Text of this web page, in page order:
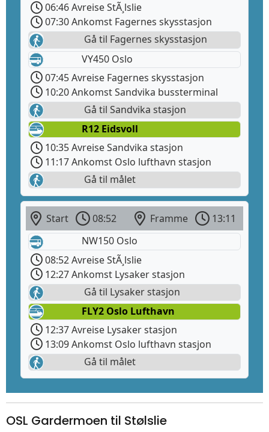
06:46 Avreise StÃ¸lslie
07:30 Ankomst Fagernes skysstasjon
Gå til Fagernes skysstasjon
VY450 Oslo
07:45 Avreise Fagernes skysstasjon
10:20 Ankomst Sandvika bussterminal
Gå til Sandvika stasjon
R12 Eidsvoll
10:35 Avreise Sandvika stasjon
11:17 Ankomst Oslo lufthavn stasjon
Gå til målet
Start 08:52 Framme
13:11
NW150 Oslo
08:52 Avreise StÃ¸lslie
12:27 Ankomst Lysaker stasjon
Gå til Lysaker stasjon
FLY2 Oslo Lufthavn
12:37 Avreise Lysaker stasjon
13:09 Ankomst Oslo lufthavn stasjon
Gå til målet
OSL Gardermoen til Stølslie